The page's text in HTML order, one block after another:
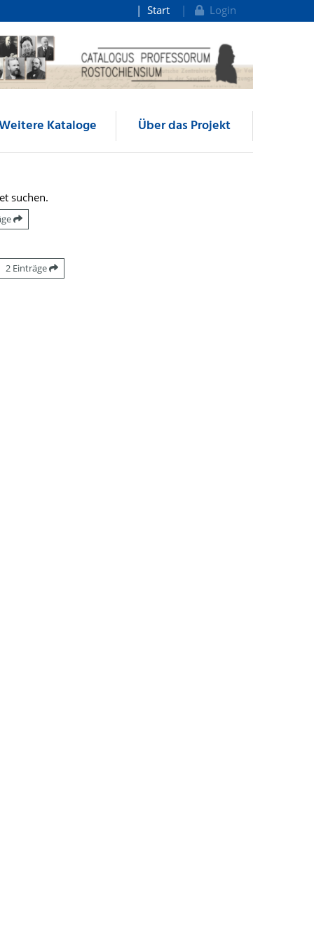
Start Login
Kataloge Über das Projekt
suchen.
2 Einträge